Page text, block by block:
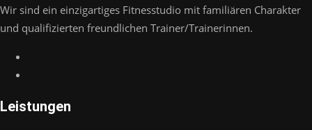
Wir sind ein einzigartiges Fitnesstudio mit familiären Charakter
und qualifizierten freundlichen Trainer/Trainerinnen.
Leistungen